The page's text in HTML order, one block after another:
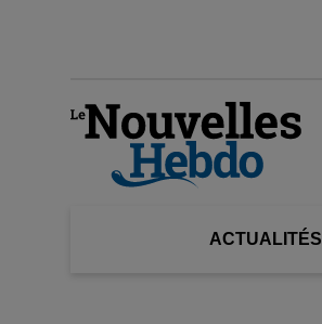
ACTUALITÉS